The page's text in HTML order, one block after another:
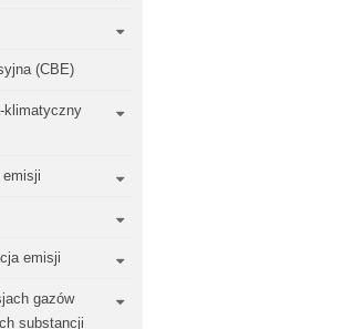
(CBE)
klimatyczny
emisji
emisji
gazów
substancji